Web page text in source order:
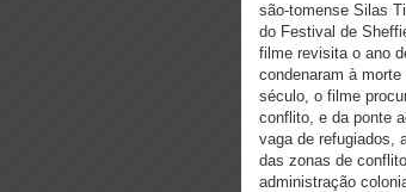
são-tomense Silas
do Festival de
filme revisita o ano
condenaram à
século, o filme
conflito, e da ponte
vaga de refugiados,
das zonas de
administração